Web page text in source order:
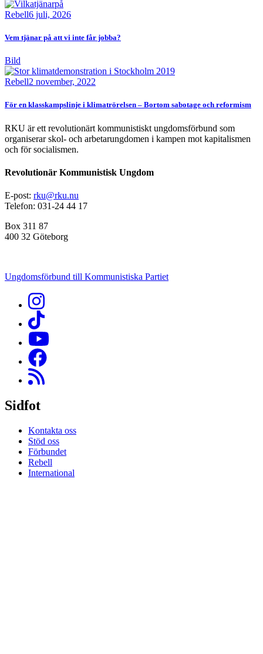
Rebell6 juli, 2026
Vem tjänar på att vi inte får jobba?
Bild
Rebell2 november, 2022
För en klasskampslinje i klimatrörelsen – Bortom sabotage och reformism
RKU är ett revolutionärt kommunistiskt ungdomsförbund som
organiserar skol- och arbetarungdomen i kampen mot kapitalismen
och för socialismen.
Revolutionär Kommunistisk Ungdom
E-post: rku@rku.nu
Telefon: 031-24 44 17
Box 311 87
400 32 Göteborg
Ungdomsförbund till Kommunistiska Partiet
Sidfot
Kontakta oss
Stöd oss
Förbundet
Rebell
International